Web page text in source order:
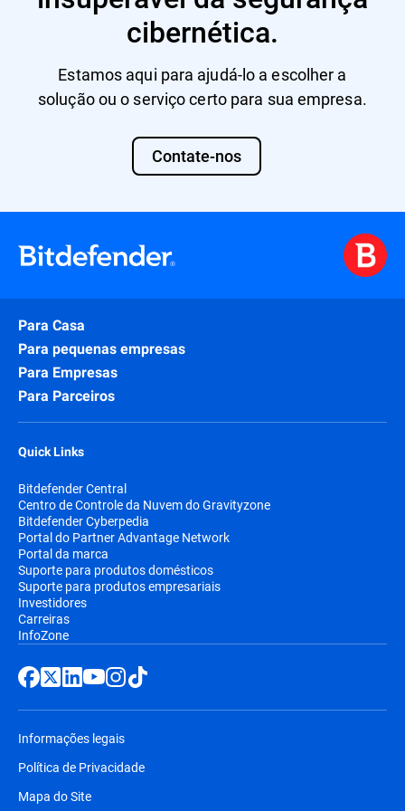
cibernética.
Estamos aqui para ajudá-lo a escolher a
solução ou o serviço certo para sua empresa.
Contate-nos
Para Casa
Para pequenas empresas
Para Empresas
Para Parceiros
Quick Links
Bitdefender Central
Centro de Controle da Nuvem do Gravityzone
Bitdefender Cyberpedia
Portal do Partner Advantage Network
Portal da marca
Suporte para produtos domésticos
Suporte para produtos empresariais
Investidores
Carreiras
InfoZone
Informações legais
Política de Privacidade
Mapa do Site